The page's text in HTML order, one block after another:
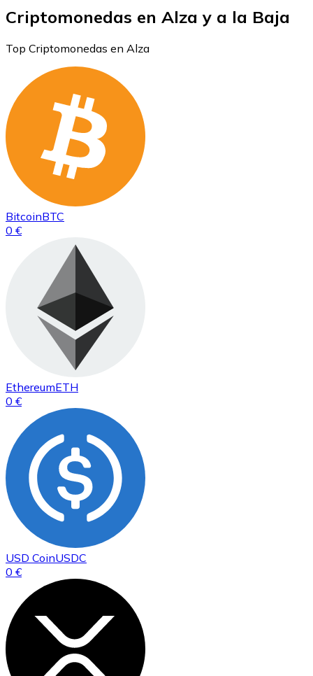
Criptomonedas en Alza y a la Baja
Top Criptomonedas en Alza
BitcoinBTC
0 €
EthereumETH
0 €
USD CoinUSDC
0 €